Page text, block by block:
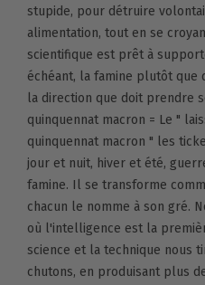
stupide, pour détruire
alimentation, tout en se
scientifique est prêt à
échéant, la famine plutôt que
la direction que doit prendre
quinquennat macron = Le "
quinquennat macron " les
jour et nuit, hiver et été,
famine. Il se transforme
chacun le nomme à son gré.
où l'intelligence est la
science et la technique nous
chutons, en produisant plus